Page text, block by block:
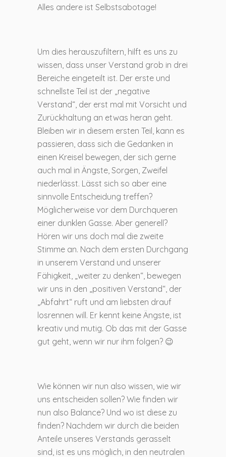
Alles andere ist Selbstsabotage!
Um dies herauszufiltern, hilft es uns zu
wissen, dass unser Verstand grob in drei
Bereiche eingeteilt ist. Der erste und
schnellste Teil ist der „negative
Verstand“, der erst mal mit Vorsicht und
Zurückhaltung an etwas heran geht.
Bleiben wir in diesem ersten Teil, kann es
passieren, dass sich die Gedanken in
einen Kreisel bewegen, der sich gerne
auch mal in Ängste, Sorgen, Zweifel
niederlässt. Lässt sich so aber eine
sinnvolle Entscheidung treffen?
Möglicherweise vor dem Durchqueren
einer dunklen Gasse. Aber generell?
Hören wir uns doch mal die zweite
Stimme an. Nach dem ersten Durchgang
in unserem Verstand und unserer
Fähigkeit, „weiter zu denken“, bewegen
wir uns in den „positiven Verstand“, der
„Abfahrt“ ruft und am liebsten drauf
losrennen will. Er kennt keine Ängste, ist
kreativ und mutig. Ob das mit der Gasse
gut geht, wenn wir nur ihm folgen? 😉
Wie können wir nun also wissen, wie wir
uns entscheiden sollen? Wie finden wir
nun also Balance? Und wo ist diese zu
finden? Nachdem wir durch die beiden
Anteile unseres Verstands gerasselt
sind, ist es uns möglich, in den neutralen